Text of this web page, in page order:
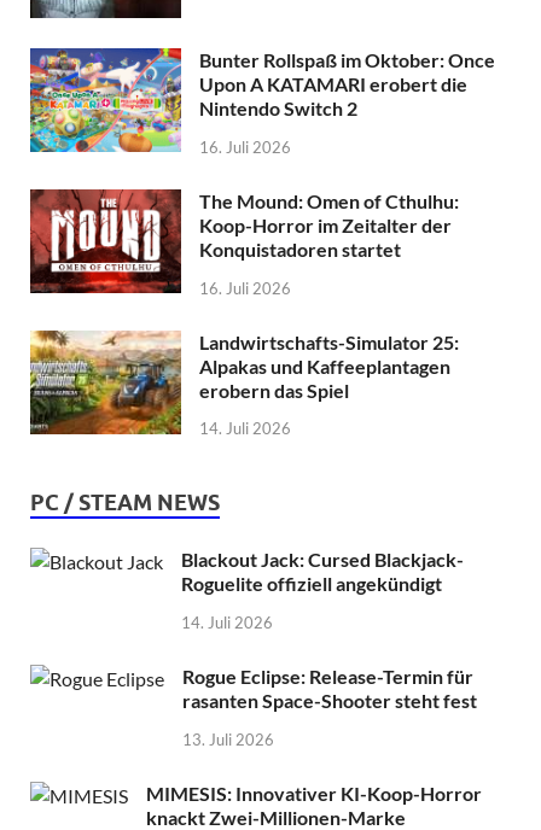
Bunter Rollspaß im Oktober: Once
Upon A KATAMARI erobert die
Nintendo Switch 2
16. Juli 2026
The Mound: Omen of Cthulhu:
Koop-Horror im Zeitalter der
Konquistadoren startet
16. Juli 2026
Landwirtschafts-Simulator 25:
Alpakas und Kaffeeplantagen
erobern das Spiel
14. Juli 2026
PC / STEAM NEWS
Blackout Jack: Cursed Blackjack-
Roguelite offiziell angekündigt
14. Juli 2026
Rogue Eclipse: Release-Termin für
rasanten Space-Shooter steht fest
13. Juli 2026
MIMESIS: Innovativer KI-Koop-Horror
knackt Zwei-Millionen-Marke